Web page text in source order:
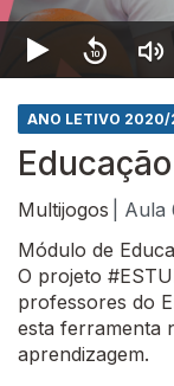
ANO LETIVO 2020/
Multijogos | Aula
Módulo de
O projeto
professores do
esta ferramenta
aprendizagem.